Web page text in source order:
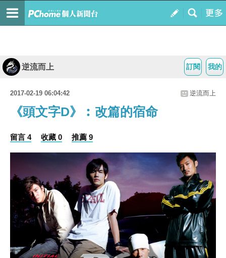
我的
訂閱
逆流而上
2017-02-19 06:04:42 逆流而上
《頭文字D》︰改篇的宿命
留言 4 收藏 0 推薦 9